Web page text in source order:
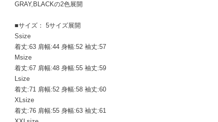
GRAY,BLACKの2色展開
■サイズ： 5サイズ展開
Ssize
着丈:63 肩幅:44 身幅:52 袖丈:57
Msize
着丈:67 肩幅:48 身幅:55 袖丈:59
Lsize
着丈:71 肩幅:52 身幅:58 袖丈:60
XLsize
着丈:76 肩幅:55 身幅:63 袖丈:61